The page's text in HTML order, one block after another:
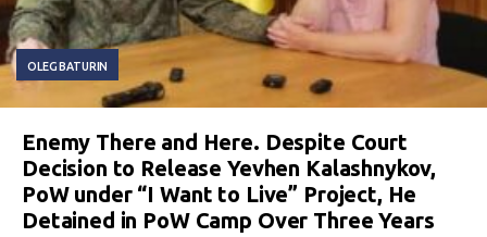
OLEG BATURIN
Enemy There and Here. Despite Court
Decision to Release Yevhen Kalashnykov,
PoW under “I Want to Live” Project, He
Detained in PoW Camp Over Three Years